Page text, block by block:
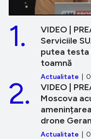
VIDEO |
Serviciile
putea testa
toamnă
Actualitate |
1.
VIDEO |
Moscova
drone
Actualitate |
2.